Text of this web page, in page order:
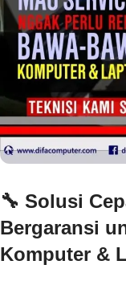
🔧 Solusi
Bergaransi
Komputer &